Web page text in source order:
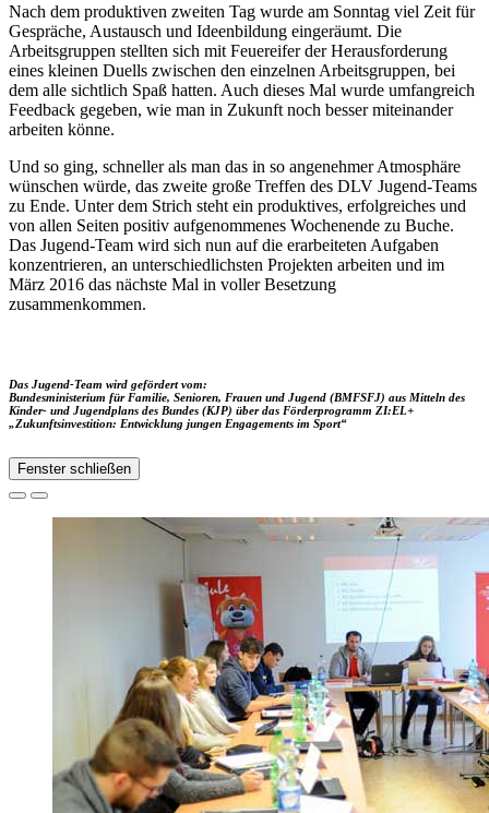
Nach dem produktiven zweiten Tag wurde am Sonntag viel Zeit für
Gespräche, Austausch und Ideenbildung eingeräumt. Die
Arbeitsgruppen stellten sich mit Feuereifer der Herausforderung
eines kleinen Duells zwischen den einzelnen Arbeitsgruppen, bei
dem alle sichtlich Spaß hatten. Auch dieses Mal wurde umfangreich
Feedback gegeben, wie man in Zukunft noch besser miteinander
arbeiten könne.
Und so ging, schneller als man das in so angenehmer Atmosphäre
wünschen würde, das zweite große Treffen des DLV Jugend-Teams
zu Ende. Unter dem Strich steht ein produktives, erfolgreiches und
von allen Seiten positiv aufgenommenes Wochenende zu Buche.
Das Jugend-Team wird sich nun auf die erarbeiteten Aufgaben
konzentrieren, an unterschiedlichsten Projekten arbeiten und im
März 2016 das nächste Mal in voller Besetzung
zusammenkommen.
Das Jugend-Team wird gefördert vom:
Bundesministerium für Familie, Senioren, Frauen und Jugend (BMFSFJ) aus Mitteln des
Kinder- und Jugendplans des Bundes (KJP) über das Förderprogramm ZI:EL+
„Zukunftsinvestition: Entwicklung jungen Engagements im Sport“
Fenster schließen